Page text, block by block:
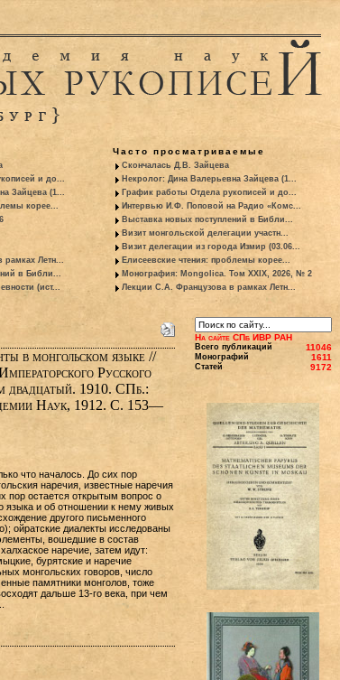
и до...
Зайцева (1...
корее...
Летн...
в Библи...
(ист...
Часто просматриваемые
Скончалась Д.В. Зайцева
Некролог: Дина Валерьевна Зайцева (1...
График работы Отдела рукописей и до...
Интервью И.Ф. Поповой на Радио «Комс...
Выставка новых поступлений в Библи...
Визит монгольской делегации участн...
Визит делегации из города Измир (03.06...
Елисеевские чтения: проблемы корее...
Монография: Mongolica. Том XXIX, 2026, № 2
Лекции С.А. Французова в рамках Летн...
в монгольском языке //
Русского
двадцатый. 1910. СПб.:
Наук, 1912. С. 153—
что началось. До сих пор
наречия, известные наречия
пор остается открытым вопрос о
языка и об отношении к нему живых
другого письменного
ойратские диалекты исследованы
вошедшие в состав
наречие, затем идут:
бурятские и наречие
монгольских говоров, число
памятники монголов, тоже
дальше 13-го века, при чем
На сайте СПб ИВР РАН
Всего публикаций 11046
Монографий 1611
Статей 9172